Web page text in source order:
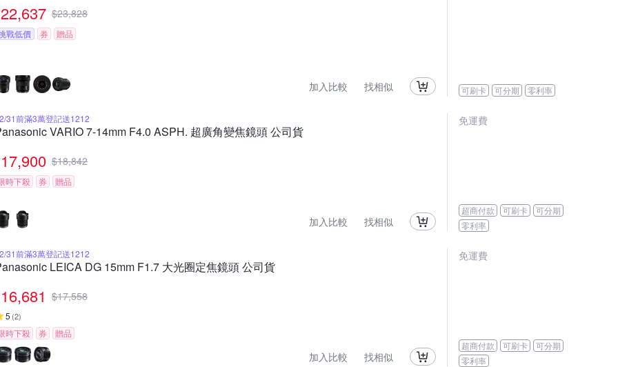
22,637 $23,828
戰低價 券 贈品
加入比較 找相似 可刷卡 可分期 零利率
31前滿3萬登記送1212
VARIO 7-14mm F4.0 ASPH. 超廣角變焦鏡頭 公司貨
17,900 $18,842
時下殺 券 贈品
加入比較 找相似
免運費
超商付款 可刷卡
可分期
零利率
31前滿3萬登記送1212
LEICA DG 15mm F1.7 大光圈定焦鏡頭 公司貨
16,681 $17,558
5 (2)
時下殺 券 贈品
加入比較 找相似
免運費
超商付款 可刷卡
可分期
零利率